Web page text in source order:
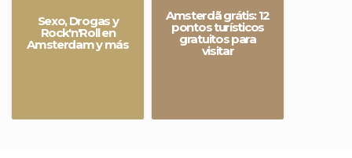
Sexo, Drogas y
Rock'n'Roll en
Amsterdam y más
Amsterdã grátis: 12
pontos turísticos
gratuitos para
visitar